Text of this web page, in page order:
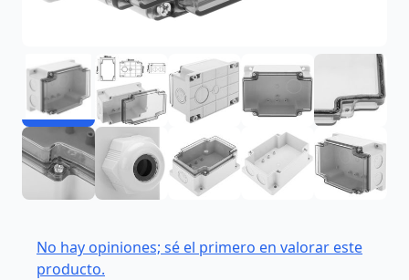
No hay opiniones; sé el primero en valorar este
producto.